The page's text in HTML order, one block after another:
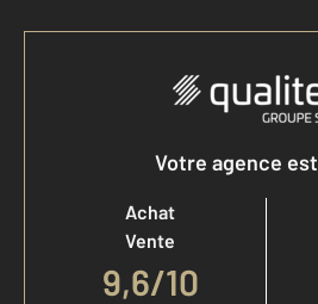
Votre agence
Achat
Vente
9,6/10